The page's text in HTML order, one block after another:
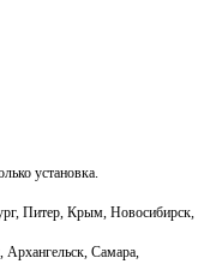
установка.
Питер, Крым, Новосибирск,
Самара,